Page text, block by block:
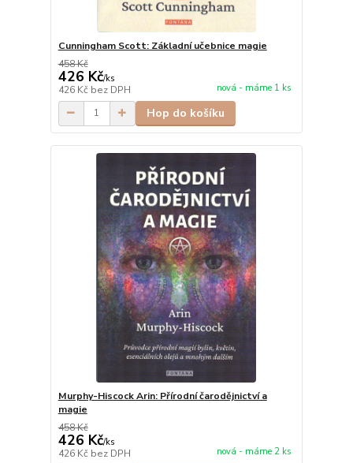
Cunningham Scott: Základní učebnice magie
458 Kč
426 Kč/ks
426 Kč bez DPH nová - máme 1 ks
Hop do košíku
Murphy-Hiscock Arin: Přírodní čarodějnictví a
magie
458 Kč
426 Kč/ks
426 Kč bez DPH nová - máme 2 ks